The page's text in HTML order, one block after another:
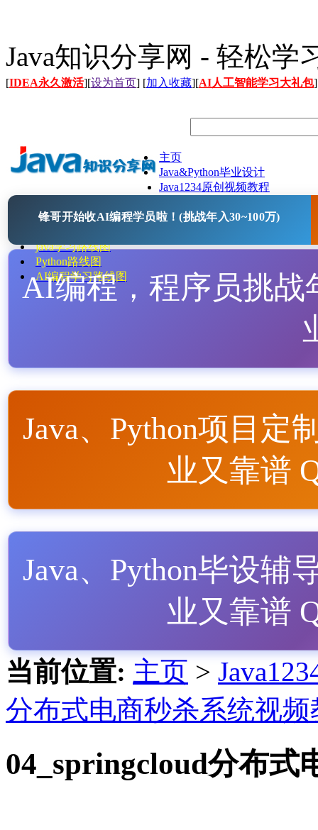
Java知识分享网 - 轻松学
[IDEA永久激活][设为首页] [加入收藏][AI人工智能学习大礼包]
主页
Java&Python毕业设计
Java1234原创视频教程
Java开源项目
java学习路线图
Python路线图
AI编程学习路线图
锋哥开始收AI编程学员啦！(挑战年入30~100万)
AI编程，程序员挑战
Java、Python项目定
业又靠谱
Java、Python毕设辅
业又靠谱
当前位置: 主页 >
分布式电商秒杀系统视频
04_springcloud分布式